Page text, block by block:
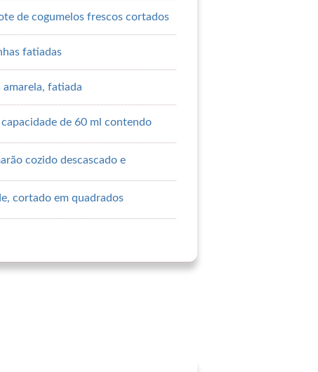
de cogumelos frescos cortados
fatiadas
amarela, fatiada
de 60 ml contendo
cozido descascado e
cortado em quadrados